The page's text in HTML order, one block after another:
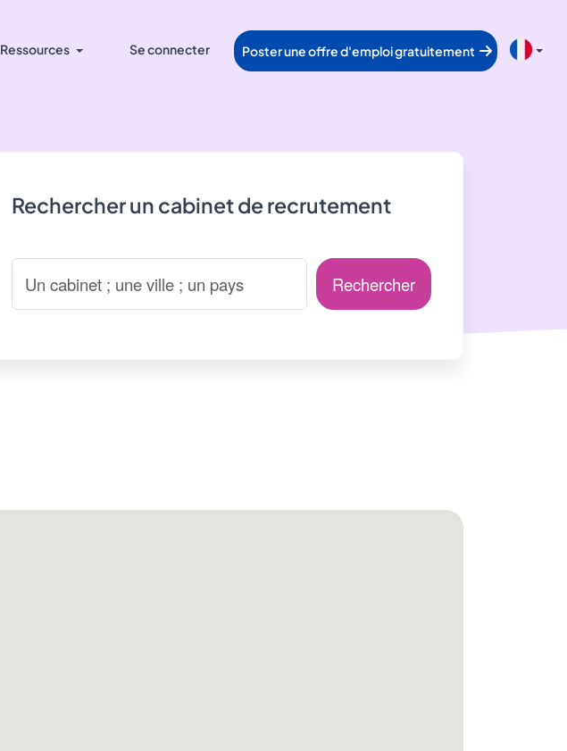
Ressources Se connecter Poster une offre d'emploi gratuitement
Rechercher un cabinet de recrutement
Rechercher